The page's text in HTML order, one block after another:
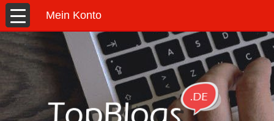
Mein Konto